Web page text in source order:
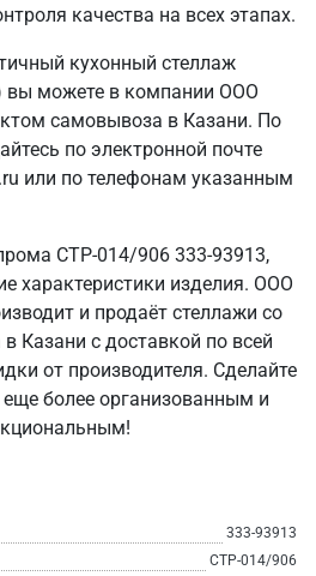
качества на всех этапах.
кухонный стеллаж
вы можете в компании ООО
самовывоза в Казани. По
по электронной почте
или по телефонам указанным
СТР-014/906 333-93913,
характеристики изделия. ООО
и продаёт стеллажи со
Казани с доставкой по всей
от производителя. Сделайте
еще более организованным и
333-93913
СТР-014/906